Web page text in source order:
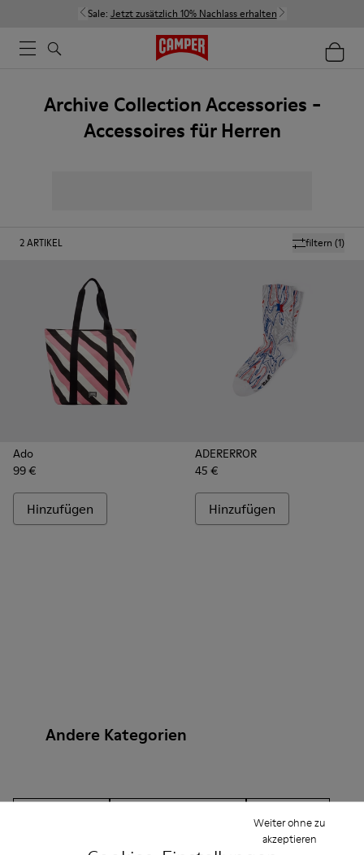
Weiter ohne zu
akzeptieren
Sale: Jetzt zusätzlich 10% Nachlass erhalten
Archive Collection Accessories -
Accessoires für Herren
filtern (1)
2ARTIKEL
Ado
99 €
Hinzufügen
ADERERROR
45 €
Hinzufügen
Andere Kategorien
Schnürschuhe
Mokassins
Sandalen